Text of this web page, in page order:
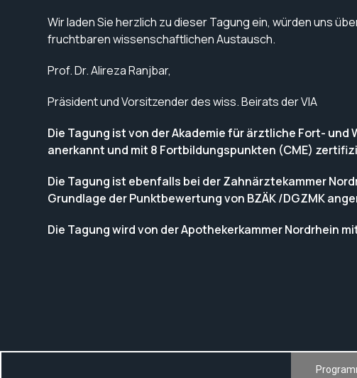
Wir laden Sie herzlich zu dieser Tagung ein, würden uns
fruchtbaren wissenschaftlichen Austausch.
Prof. Dr. Alireza Ranjbar,
Präsident und Vorsitzender des wiss. Beirats der VIA
Die Tagung ist von der Akademie für ärztliche Fort-
anerkannt und mit 8 Fortbildungspunkten (CME)
Die Tagung ist ebenfalls bei der Zahnärztekammer
Grundlage der Punktbewertung von BZÄK /DGZMK
Die Tagung wird von der Apothekerkammer Nordrhein